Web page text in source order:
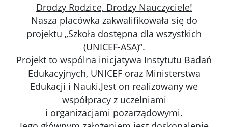
Drodzy Rodzice, Drodzy Nauczyciele!
Nasza placówka zakwalifikowała się do
projektu „Szkoła dostępna dla wszystkich
(UNICEF-ASA)”.
Projekt to wspólna inicjatywa Instytutu Badań
Edukacyjnych, UNICEF oraz Ministerstwa
Edukacji i Nauki.Jest on realizowany we
współpracy z uczelniami
i organizacjami pozarządowymi.